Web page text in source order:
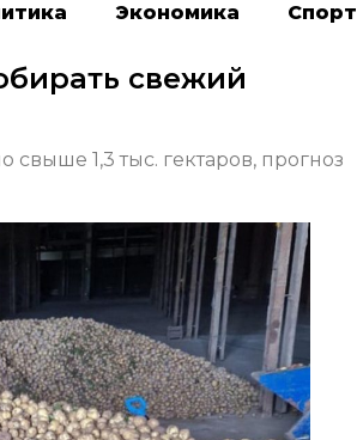
Экономика Спорт
свежий
1,3 тыс. гектаров, прогноз